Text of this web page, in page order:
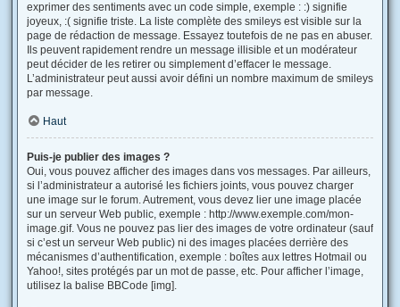
exprimer des sentiments avec un code simple, exemple : :) signifie
joyeux, :( signifie triste. La liste complète des smileys est visible sur la
page de rédaction de message. Essayez toutefois de ne pas en abuser.
Ils peuvent rapidement rendre un message illisible et un modérateur
peut décider de les retirer ou simplement d’effacer le message.
L’administrateur peut aussi avoir défini un nombre maximum de smileys
par message.
Haut
Puis-je publier des images ?
Oui, vous pouvez afficher des images dans vos messages. Par ailleurs,
si l’administrateur a autorisé les fichiers joints, vous pouvez charger
une image sur le forum. Autrement, vous devez lier une image placée
sur un serveur Web public, exemple : http://www.exemple.com/mon-
image.gif. Vous ne pouvez pas lier des images de votre ordinateur (sauf
si c’est un serveur Web public) ni des images placées derrière des
mécanismes d’authentification, exemple : boîtes aux lettres Hotmail ou
Yahoo!, sites protégés par un mot de passe, etc. Pour afficher l’image,
utilisez la balise BBCode [img].